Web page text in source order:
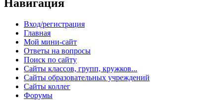
Навигация
Вход/регистрация
Главная
Мой мини-сайт
Ответы на вопросы
Поиск по сайту
Сайты классов, групп, кружков...
Сайты образовательных учреждений
Сайты коллег
Форумы